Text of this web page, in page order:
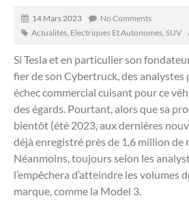
14 Mars 2023
No Comments
Actualités Electriques Et Autonomes SUV
Si Tesla et en particulier son
fier de son Cybertruck, des analystes
échec commercial cuisant pour ce
des égards. Pourtant, alors que sa
bientôt (été 2023, aux dernières
déjà enregistré près de 1,6 million de
Néanmoins, toujours selon les
l’empêchera d’atteindre les volumes
marque, comme la Model 3.